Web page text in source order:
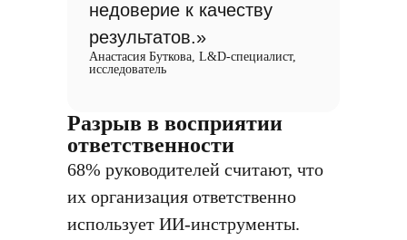
недоверие к качеству
результатов.»
Анастасия Буткова, L&D-специалист,
исследователь
Разрыв в восприятии
ответственности
68% руководителей считают, что
их организация ответственно
использует ИИ-инструменты.